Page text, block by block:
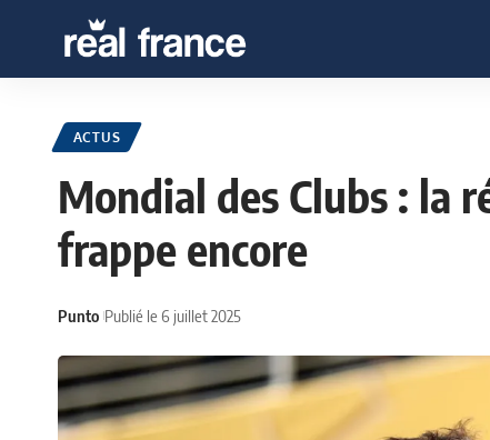
ACTUS
Mondial des Clubs : la
frappe encore
Punto Publié le 6 juillet 2025